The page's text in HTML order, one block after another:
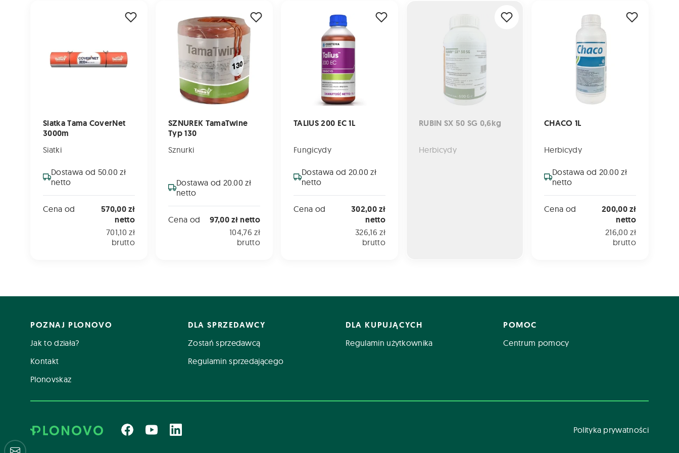
Siatka Tama CoverNet
3000m
Siatki
Dostawa od 50.00 zł
netto
Cena od
570,00 zł
netto
701,10 zł
brutto
SZNUREK TamaTwine
Typ 130
Sznurki
Dostawa od 20.00 zł
netto
Cena od 97,00 zł netto
104,76 zł
brutto
TALIUS 200 EC 1L
Fungicydy
Dostawa od 20.00 zł
netto
Cena od
302,00 zł
netto
326,16 zł
brutto
RUBIN SX 50 SG 0,6kg
Herbicydy
CHACO 1L
Herbicydy
Dostawa od 20.00 zł
netto
Cena od
200,00 zł
netto
216,00 zł
brutto
POZNAJ PLONOVO
Jak to działa?
Kontakt
Plonovskaz
DLA SPRZEDAWCY
Zostań sprzedawcą
Regulamin sprzedającego
DLA KUPUJĄCYCH
Regulamin użytkownika
POMOC
Centrum pomocy
Polityka prywatności